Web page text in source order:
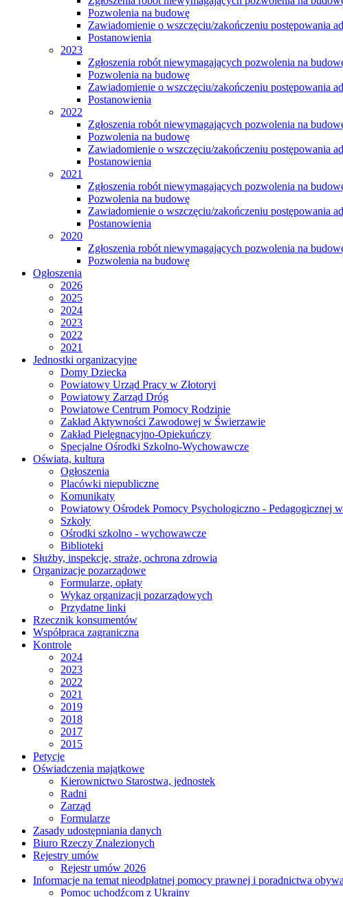
Pozwolenia na budowę
Zawiadomienie o wszczęciu/zakończeniu postępowania
Postanowienia
2023
Zgłoszenia robót niewymagających pozwolenia na
Pozwolenia na budowę
Zawiadomienie o wszczęciu/zakończeniu postępowania
Postanowienia
2022
Zgłoszenia robót niewymagających pozwolenia na
Pozwolenia na budowę
Zawiadomienie o wszczęciu/zakończeniu postępowania
Postanowienia
2021
Zgłoszenia robót niewymagających pozwolenia na
Pozwolenia na budowę
Zawiadomienie o wszczęciu/zakończeniu postępowania
Postanowienia
2020
Zgłoszenia robót niewymagających pozwolenia na
Pozwolenia na budowę
Ogłoszenia
2026
2025
2024
2023
2022
2021
Jednostki organizacyjne
Domy Dziecka
Powiatowy Urząd Pracy w Złotoryi
Powiatowy Zarząd Dróg
Powiatowe Centrum Pomocy Rodzinie
Zakład Aktywności Zawodowej w Świerzawie
Zakład Pielęgnacyjno-Opiekuńczy
Specjalne Ośrodki Szkolno-Wychowawcze
Oświata, kultura
Ogłoszenia
Placówki niepubliczne
Komunikaty
Powiatowy Ośrodek Pomocy Psychologiczno - Pedagogicznej
Szkoły
Ośrodki szkolno - wychowawcze
Biblioteki
Służby, inspekcje, straże, ochrona zdrowia
Organizacje pozarządowe
Formularze, opłaty
Wykaz organizacji pozarządowych
Przydatne linki
Rzecznik konsumentów
Współpraca zagraniczna
Kontrole
2024
2023
2022
2021
2019
2018
2017
2015
Petycje
Oświadczenia majątkowe
Kierownictwo Starostwa, jednostek
Radni
Zarząd
Formularze
Zasady udostępniania danych
Biuro Rzeczy Znalezionych
Rejestry umów
Rejestr umów 2026
Informacje na temat nieodpłatnej pomocy prawnej i poradnictwa
Pomoc uchodźcom z Ukrainy